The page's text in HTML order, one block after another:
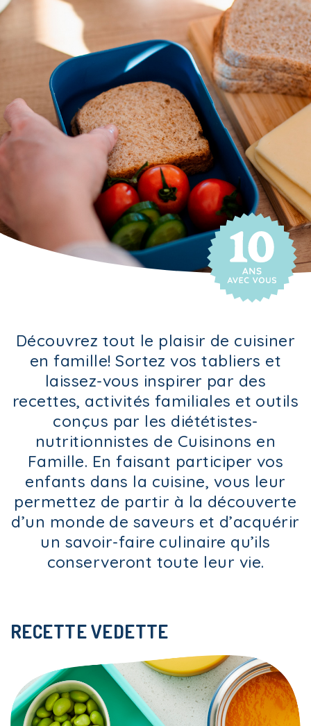
Découvrez tout le plaisir de cuisiner
en famille! Sortez vos tabliers et
laissez-vous inspirer par des
recettes, activités familiales et outils
conçus par les diététistes-
nutritionnistes de Cuisinons en
Famille. En faisant participer vos
enfants dans la cuisine, vous leur
permettez de partir à la découverte
d’un monde de saveurs et d’acquérir
un savoir-faire culinaire qu’ils
conserveront toute leur vie.
RECETTE VEDETTE